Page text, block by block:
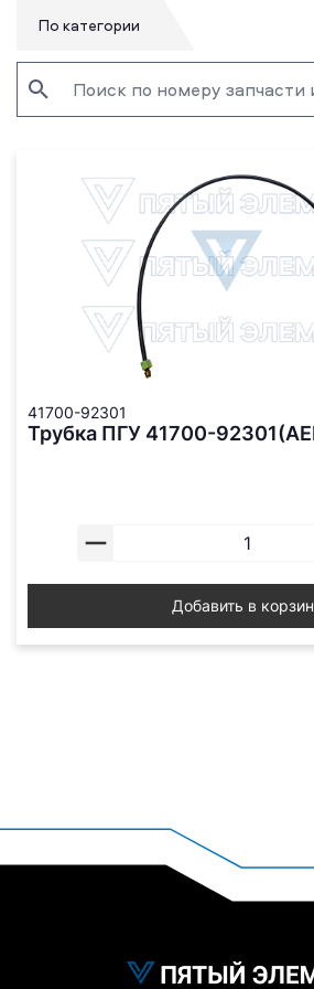
По категории
41700-92301
Трубка ПГУ 41700-
Добавить в